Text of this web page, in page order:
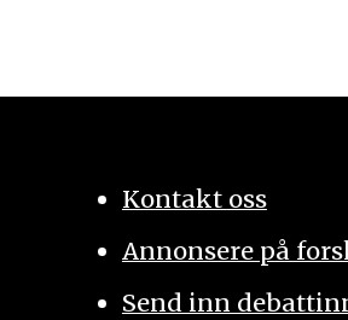
Kontakt oss
Annonsere på
Send inn